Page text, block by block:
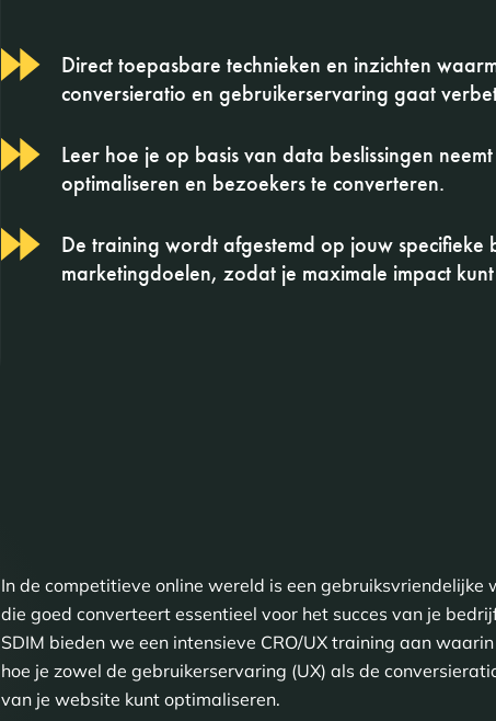
Direct toepasbare technieken en inzichten
conversieratio en gebruikerservaring gaat
Leer hoe je op basis van data beslissingen
optimaliseren en bezoekers te converteren.
De training wordt afgestemd op jouw specifieke
marketingdoelen, zodat je maximale impact
In de competitieve online wereld is een gebruiksvriendelijke
die goed converteert essentieel voor het succes van je
SDIM bieden we een intensieve CRO/UX training aan
hoe je zowel de gebruikerservaring (UX) als de
van je website kunt optimaliseren.